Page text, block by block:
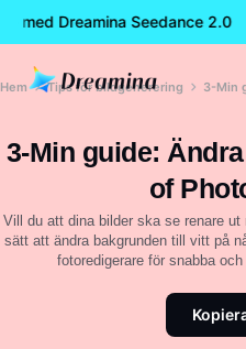
med Dreamina Seedance 2.0
Hem Tips för bildgenerering
3-Min guide:
of
Vill du att dina bilder ska se renare
sätt att ändra bakgrunden till vitt på
fotoredigerare för snabba